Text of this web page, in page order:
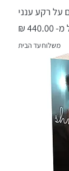
מ-מבצע
משלוח עד הבית